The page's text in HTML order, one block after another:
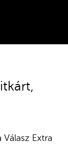
Extra